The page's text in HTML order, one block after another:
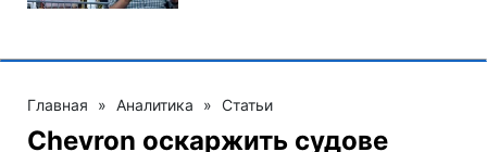
Главная » Аналитика » Статьи
Chevron оскаржить судове